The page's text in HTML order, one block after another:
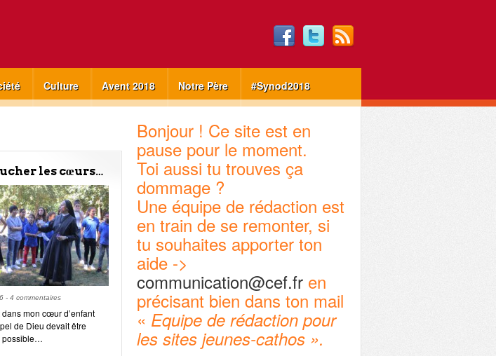
Culture Avent 2018 Notre Père #Synod2018
les cœurs…
- 4 commentaires
mon cœur d’enfant
de Dieu devait être
possible…
Bonjour ! Ce site est en
pause pour le moment.
Toi aussi tu trouves ça
dommage ?
Une équipe de rédaction est
en train de se remonter, si
tu souhaites apporter ton
aide ->
communication@cef.fr en
précisant bien dans ton mail
« Equipe de rédaction pour
les sites jeunes-cathos ».